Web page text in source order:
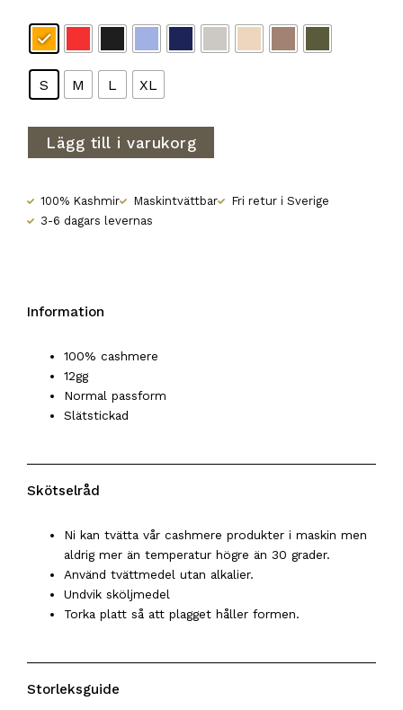
S M L XL
Lägg till i varukorg
100% Kashmir Maskintvättbar
Fri retur i Sverige
3-6 dagars levernas
Information
100% cashmere
12gg
Normal passform
Slätstickad
Skötselråd
Ni kan tvätta vår cashmere produkter i maskin men
aldrig mer än temperatur högre än 30 grader.
Använd tvättmedel utan alkalier.
Undvik sköljmedel
Torka platt så att plagget håller formen.
Storleksguide